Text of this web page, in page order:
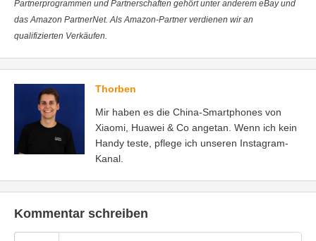
Partnerprogrammen und Partnerschaften gehört unter anderem eBay und
das Amazon PartnerNet. Als Amazon-Partner verdienen wir an
qualifizierten Verkäufen.
Thorben
Mir haben es die China-Smartphones von
Xiaomi, Huawei & Co angetan. Wenn ich kein
Handy teste, pflege ich unseren Instagram-
Kanal.
Kommentar schreiben